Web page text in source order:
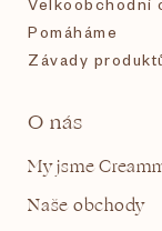
Velkoobchodní
Pomáháme
Závady
O nás
My jsme
Naše obchody